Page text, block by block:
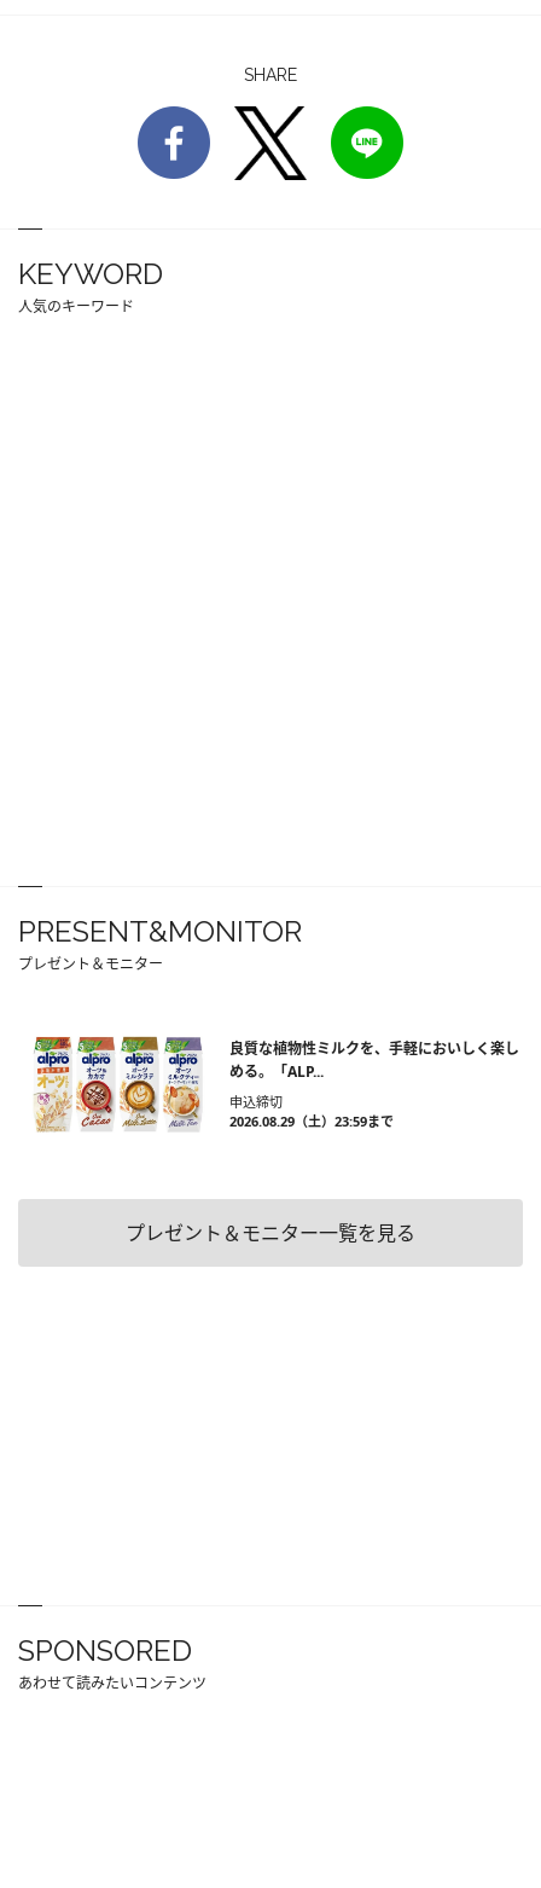
SHARE
KEYWORD
人気のキーワード
PRESENT&MONITOR
プレゼント＆モニター
良質な植物性ミルクを、手軽においしく楽し
める。「ALP...
申込締切
2026.08.29（土）23:59まで
プレゼント＆モニター一覧を見る
SPONSORED
あわせて読みたいコンテンツ